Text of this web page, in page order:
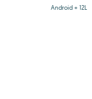
Android + 12L